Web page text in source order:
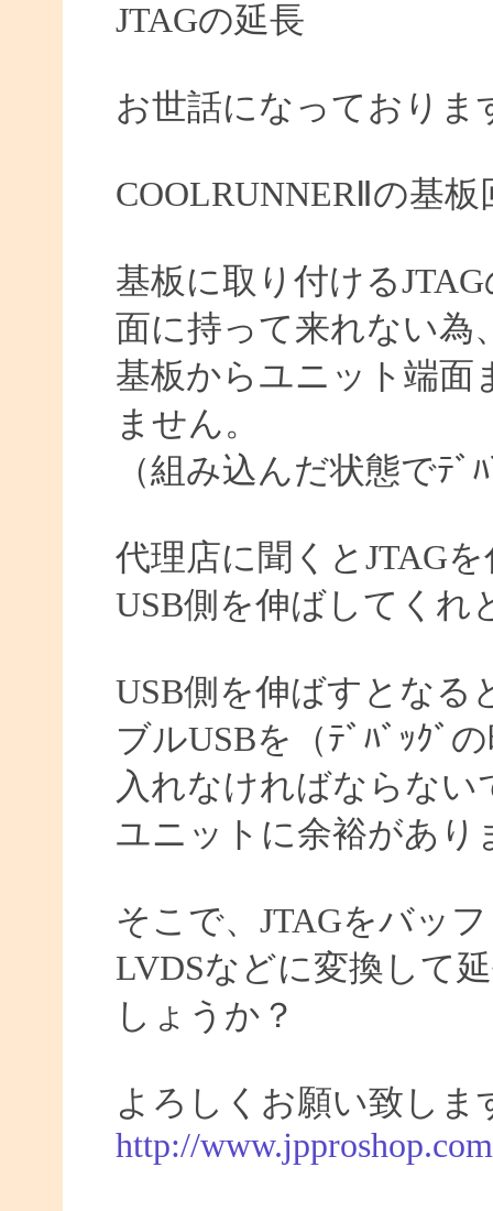
JTAGの延長
お世話になっておりま
COOLRUNNERⅡの基
基板に取り付ける
面に持って来れない為
基板からユニット端面
ません。
（組み込んだ状態でﾃﾞ
代理店に聞くとJTAG
USB側を伸ばしてくれ
USB側を伸ばすとなる
ブルUSBを（ﾃﾞﾊﾞｯｸﾞ
入れなければならない
ユニットに余裕があり
そこで、JTAGをバッ
LVDSなどに変換して
しょうか？
よろしくお願い致しま
http://